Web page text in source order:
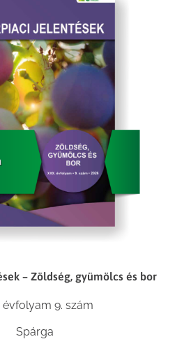
– Zöldség, gyümölcs és bor
évfolyam 9. szám
Spárga